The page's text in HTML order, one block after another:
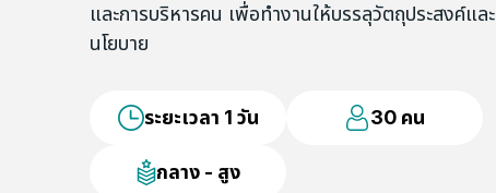
และการบริหารคน เพื่อทำงานให้บรรลุวัตถุประสงค์และ
นโยบาย
ระยะเวลา 1 วัน 30 คน
กลาง - สูง